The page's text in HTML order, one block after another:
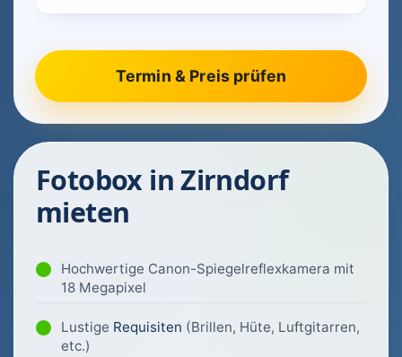
Fotobox in Zirndorf
mieten
Hochwertige Canon-Spiegelreflexkamera mit
18 Megapixel
Lustige Requisiten (Brillen, Hüte, Luftgitarren,
etc.)